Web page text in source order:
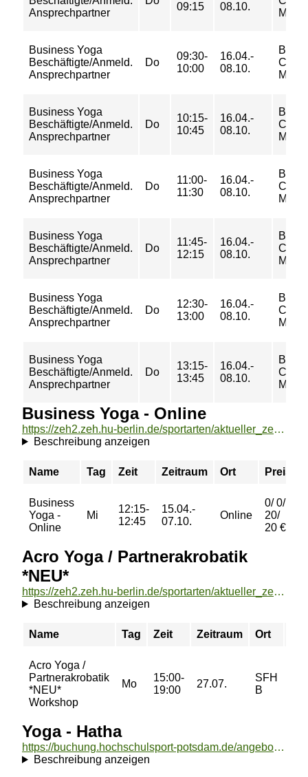
Ansprechpartner
09:15
08.10.
Mitte I
Business Yoga
Beschäftigte/Anmeld.
Ansprechpartner
Do
09:30-
10:00
16.04.-
08.10.
BGF
Mitte I
Business Yoga
Beschäftigte/Anmeld.
Ansprechpartner
Do
10:15-
10:45
16.04.-
08.10.
BGF
Mitte I
Business Yoga
Beschäftigte/Anmeld.
Ansprechpartner
Do
11:00-
11:30
16.04.-
08.10.
BGF
Mitte I
Business Yoga
Beschäftigte/Anmeld.
Ansprechpartner
Do
11:45-
12:15
16.04.-
08.10.
BGF
Mitte I
Business Yoga
Beschäftigte/Anmeld.
Ansprechpartner
Do
12:30-
13:00
16.04.-
08.10.
BGF
Mitte I
Business Yoga
Beschäftigte/Anmeld.
Ansprechpartner
Do
13:15-
13:45
16.04.-
08.10.
BGF
Mitte I
Business Yoga - Online
https://zeh2.zeh.hu-berlin.de/sportarten/aktueller_zeitraum/_Business_Yoga_-_Online.html
Beschreibung anzeigen
Name Tag Zeit Zeitraum Ort Preis
Business
Yoga -
Online
Mi
12:15-
12:45
15.04.-
07.10.
Online
0/ 0/
20/
20 €
Acro Yoga / Partnerakrobatik
*NEU*
https://zeh2.zeh.hu-berlin.de/sportarten/aktueller_zeitraum/_Acro_Yoga___Partnerakrobatik__NEU_.html
Beschreibung anzeigen
Name Tag Zeit Zeitraum Ort
Acro Yoga /
Partnerakrobatik
*NEU*
Workshop
Mo
15:00-
19:00
27.07.
SFH
B
Yoga - Hatha
https://buchung.hochschulsport-potsdam.de/angebote/aktueller_zeitraum/_Yoga_-_Hatha.html
Beschreibung anzeigen